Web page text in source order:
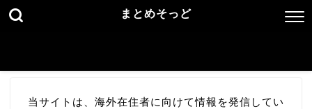
まとめそっど
当サイトは、海外在住者に向けて情報を発信してい